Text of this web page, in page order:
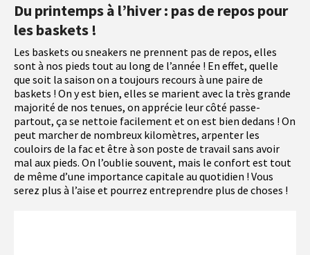
Du printemps à l’hiver : pas de repos pour
les baskets !
Les baskets ou sneakers ne prennent pas de repos, elles
sont à nos pieds tout au long de l’année ! En effet, quelle
que soit la saison on a toujours recours à une paire de
baskets ! On y est bien, elles se marient avec la très grande
majorité de nos tenues, on apprécie leur côté passe-
partout, ça se nettoie facilement et on est bien dedans ! On
peut marcher de nombreux kilomètres, arpenter les
couloirs de la fac et être à son poste de travail sans avoir
mal aux pieds. On l’oublie souvent, mais le confort est tout
de même d’une importance capitale au quotidien ! Vous
serez plus à l’aise et pourrez entreprendre plus de choses !